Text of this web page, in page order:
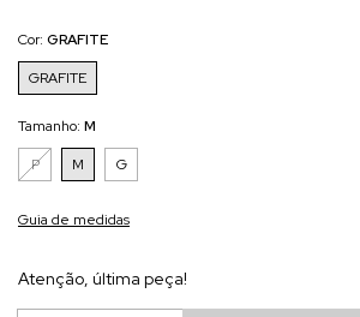
Cor: GRAFITE
GRAFITE
Tamanho: M
P
M G
Guia de medidas
Atenção, última peça!